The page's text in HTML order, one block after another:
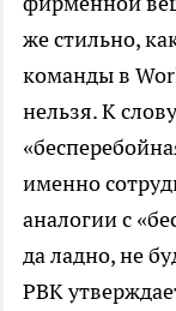
же стильно,
команды в
нельзя. К
именно
аналогии с
да ладно, не
РВК